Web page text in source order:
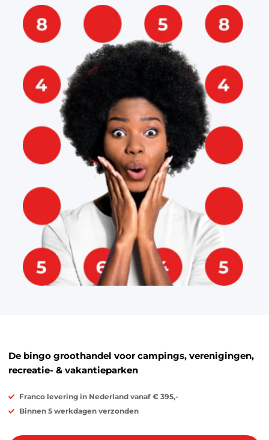
De bingo groothandel voor campings, verenigingen,
recreatie- & vakantieparken
Franco levering in Nederland vanaf € 395,-
Binnen 5 werkdagen verzonden